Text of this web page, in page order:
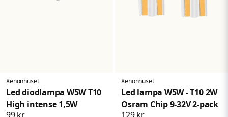
Xenonhuset
Led diodlampa W5W T10
High intense 1,5W
Xenonhuset
Led lampa W5W - T10 2W
Osram Chip 9-32V 2-pack